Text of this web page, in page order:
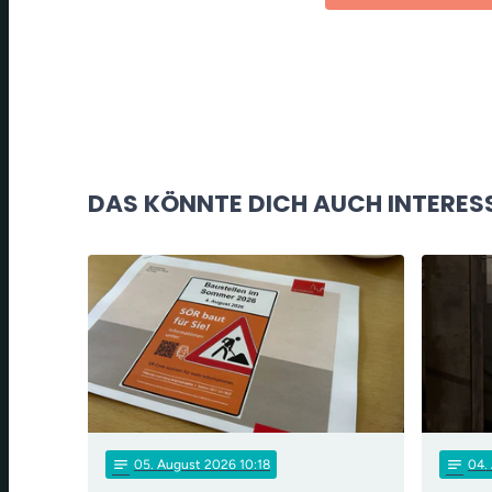
DAS KÖNNTE DICH AUCH
notes 05. August 2026 10:18 notes 04.